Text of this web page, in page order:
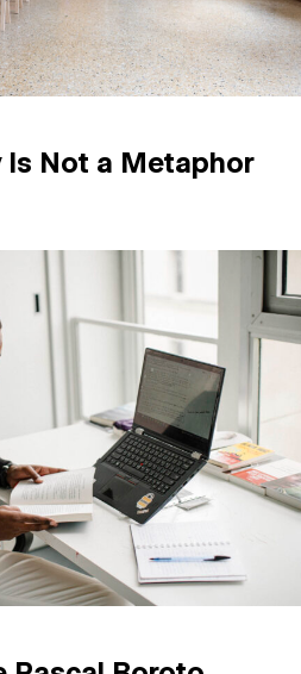
Is Not a Metaphor